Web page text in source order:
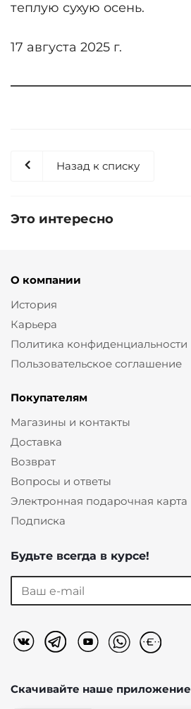
теплую сухую осень.
17 августа 2025 г.
Назад к списку
Это интересно
О компании
История
Карьера
Политика конфиденциальности
Пользовательское соглашение
Покупателям
Магазины и контакты
Доставка
Возврат
Вопросы и ответы
Электронная подарочная карта
Подписка
Будьте всегда в курсе!
Скачивайте наше приложение